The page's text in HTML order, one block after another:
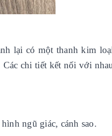
lại có một thanh kim
chi tiết kết nối với nhau
ngũ giác, cánh sao.